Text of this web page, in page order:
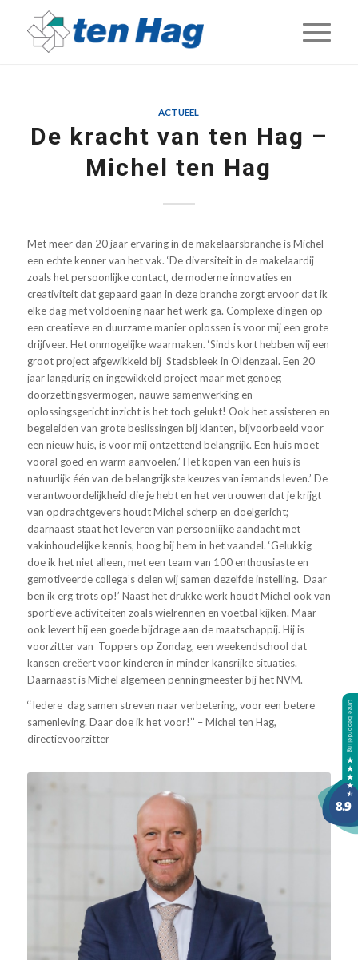
ACTUEEL
De kracht van ten Hag –
Michel ten Hag
Met meer dan 20 jaar ervaring in de makelaarsbranche is Michel
een echte kenner van het vak. ‘De diversiteit in de makelaardij
zoals het persoonlijke contact, de moderne innovaties en
creativiteit dat gepaard gaan in deze branche zorgt ervoor dat ik
elke dag met voldoening naar het werk ga. Complexe dingen op
een creatieve en duurzame manier oplossen is voor mij een grote
drijfveer. Het onmogelijke waarmaken. ‘Sinds kort hebben wij een
groot project afgewikkeld bij Stadsbleek in Oldenzaal. Een 20
jaar langdurig en ingewikkeld project maar met genoeg
doorzettingsvermogen, nauwe samenwerking en
oplossingsgericht inzicht is het toch gelukt! Ook het assisteren en
begeleiden van grote beslissingen bij klanten, bijvoorbeeld voor
een nieuw huis, is voor mij ontzettend belangrijk. Een huis moet
vooral goed en warm aanvoelen.’ Het kopen van een huis is
natuurlijk één van de belangrijkste keuzes van iemands leven.’ De
verantwoordelijkheid die je hebt en het vertrouwen dat je krijgt
van opdrachtgevers houdt Michel scherp en doelgericht;
daarnaast staat het leveren van persoonlijke aandacht met
vakinhoudelijke kennis, hoog bij hem in het vaandel. ‘Gelukkig
doe ik het niet alleen, met een team van 100 enthousiaste en
gemotiveerde collega’s delen wij samen dezelfde instelling. Daar
ben ik erg trots op!’ Naast het drukke werk houdt Michel ook van
sportieve activiteiten zoals wielrennen en voetbal kijken. Maar
ook levert hij een goede bijdrage aan de maatschappij. Hij is
voorzitter van Toppers op Zondag, een weekendschool dat
kansen creëert voor kinderen in minder kansrijke situaties.
Daarnaast is Michel algemeen penningmeester bij het NVM.
‘‘Iedere dag samen streven naar verbetering, voor een betere
samenleving. Daar doe ik het voor!’’ – Michel ten Hag,
directievoorzitter